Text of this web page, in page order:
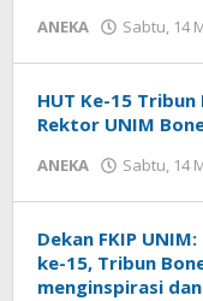
ANEKA Sabtu, 14
HUT Ke-15
Rektor UNIM
ANEKA Sabtu, 14
Dekan FKIP
ke-15, Tribun
menginspirasi